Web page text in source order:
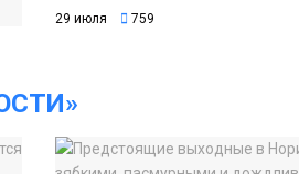
29 июля 759